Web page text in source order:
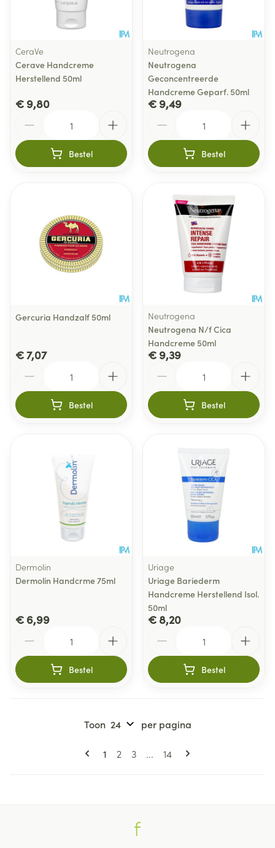
CeraVe
Cerave Handcreme
Herstellend 50ml
€ 9,80
Bestel
Neutrogena
Neutrogena
Geconcentreerde
Handcreme Geparf. 50ml
€ 9,49
Bestel
Gercuria Handzalf 50ml
€ 7,07
Bestel
Neutrogena
Neutrogena N/f Cica
Handcreme 50ml
€ 9,39
Bestel
Dermolin
Dermolin Handcrme 75ml
€ 6,99
Bestel
Uriage
Uriage Bariederm
Handcreme Herstellend Isol.
50ml
€ 8,20
Bestel
Pagina's
U lees momenteel pagina
1 Pagina
2 Pagina
3 ... Pagina
14
Toon per pagina